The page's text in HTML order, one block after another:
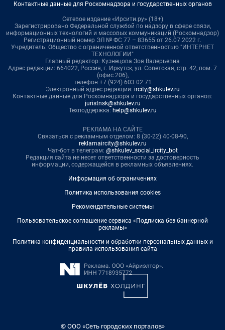
Контактные данные для Роскомнадзора и государственных органов
Сетевое издание «Ирсити.ру» (18+)
Зарегистрировано Федеральной службой по надзору в сфере связи,
информационных технологий и массовых коммуникаций (Роскомнадзор)
Регистрационный номер ЭЛ № ФС 77 – 83655 от 26.07.2022 г.
Учредитель: Общество с ограниченной ответственностью "ИНТЕРНЕТ
ТЕХНОЛОГИИ"
Главный редактор: Кузнецова Зоя Валерьевна
Адрес редакции: 664022, Россия, г. Иркутск, ул. Советская, стр. 42, пом. 7
(офис 206),
телефон +7 (924) 603 02 71
Электронный адрес редакции: ircity@shkulev.ru
Контактные данные для Роскомнадзора и государственных органов:
juristnsk@shkulev.ru
Техподдержка: help@shkulev.ru
РЕКЛАМА НА САЙТЕ
Связаться с рекламным отделом: 8 (30-22) 40-08-90,
reklamaircity@shkulev.ru
Чат-бот в телеграм: @shkulev_social_ircity_bot
Редакция сайта не несет ответственности за достоверность
информации, содержащейся в рекламных объявлениях.
Информация об ограничениях
Политика использования cookies
Рекомендательные системы
Пользовательское соглашение сервиса «Подписка без баннерной
рекламы»
Политика конфиденциальности и обработки персональных данных и
правила использования сайта
© ООО «Сеть городских порталов»